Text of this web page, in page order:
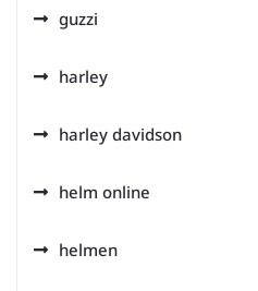
guzzi
harley
harley davidson
helm online
helmen